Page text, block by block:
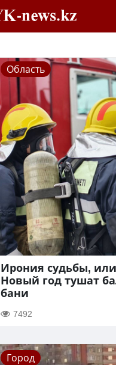
Область
Ирония судьбы,
Новый год тушат
бани
7492
Город